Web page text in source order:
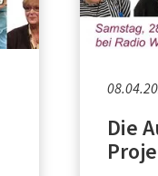
Die